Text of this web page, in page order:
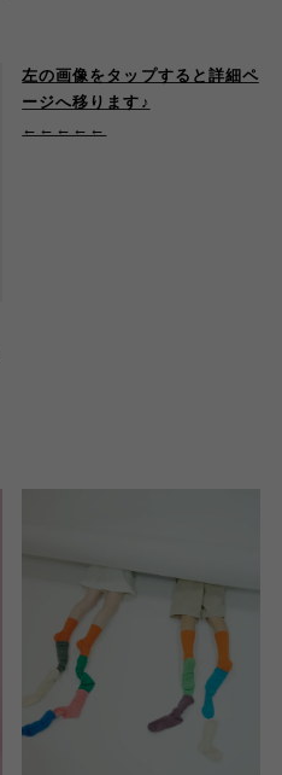
左の画像をタップすると詳細ペ
ージへ移ります♪
←←←←←